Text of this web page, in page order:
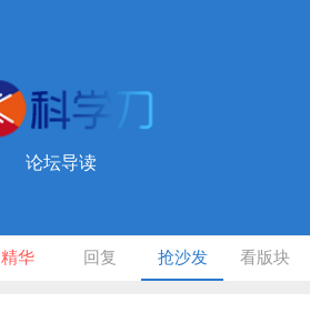
论坛导读
精华 回复 抢沙发 看版块